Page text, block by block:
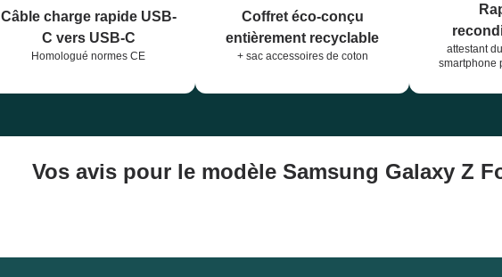
Câble charge rapide USB-
C vers USB-C
Homologué normes CE
Coffret éco-conçu
entièrement recyclable
+ sac accessoires de coton
attestant
smartphone
Vos avis pour le modèle Samsung Galaxy Z